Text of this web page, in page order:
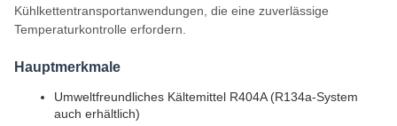
Kühlkettentransportanwendungen, die eine zuverlässige
Temperaturkontrolle erfordern.
Hauptmerkmale
Umweltfreundliches Kältemittel R404A (R134a-System
auch erhältlich)